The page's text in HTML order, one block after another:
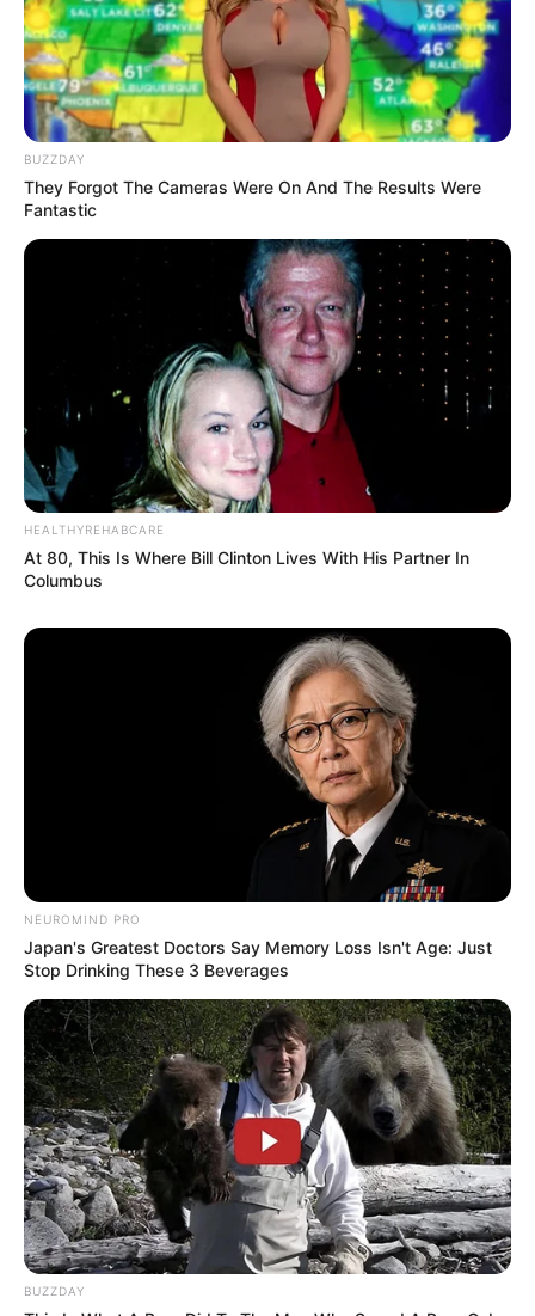
Serem! 9 Chat Ojek Online &
Pelanggan Ini Bikin Auto
Merinding
Bikin Ngakak, 10 Potret
Cosplay Murah Pakai Bahan
Anti Mainstream, 10 Cara
Versi Warga Thailand
Langka Banget! 10 Pose Lucu
Gemes
Ambyar! 10 Kalimat Baper
Pakai Bahasa Jawa Ini Bikin
Galau Abis
BUZZDAY
They Forgot The Cameras Were On And The Results Were
Fantastic
HEALTHYREHABCARE
At 80, This Is Where Bill Clinton Lives With His Partner In
Columbus
NEUROMIND PRO
Japan's Greatest Doctors Say Memory Loss Isn't Age: Just
Stop Drinking These 3 Beverages
BUZZDAY